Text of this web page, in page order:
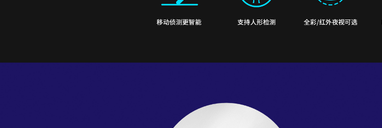
移动侦测更智能 支持人形检测 全彩/红外夜视可选